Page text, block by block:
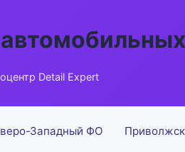
Detail Expert
Западный ФО